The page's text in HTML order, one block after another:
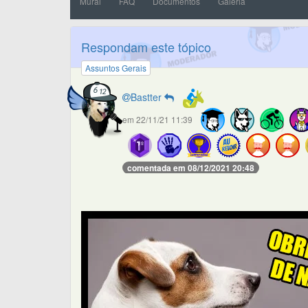
Respondam este tópico
Assuntos Gerais
Bastter
em 22/11/21 11:39
comentada em 08/12/2021 20:48